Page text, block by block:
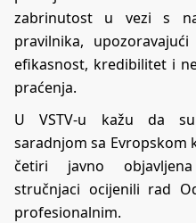
zabrinutost u vezi s
pravilnika,
efikasnost, kredibilitet i
praćenja.
U VSTV-u kažu da su
saradnjom sa Evropskom
četiri javno
stručnjaci ocijenili rad
profesionalnim.